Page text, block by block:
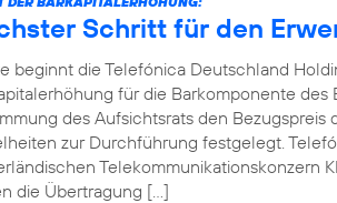
Schritt für den
beginnt die Telefónica Deutschland
für die Barkomponente
des Aufsichtsrats den
zur Durchführung festgelegt.
Telekommunikationskonzern
die Übertragung […]